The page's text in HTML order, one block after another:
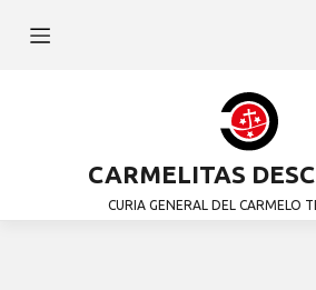
CARMELITAS
CURIA GENERAL DEL CARMELO